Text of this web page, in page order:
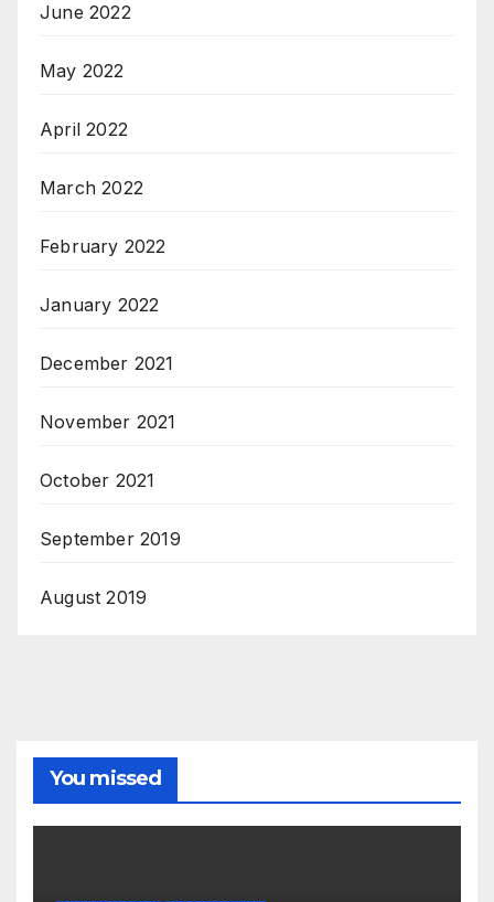
June 2022
May 2022
April 2022
March 2022
February 2022
January 2022
December 2021
November 2021
October 2021
September 2019
August 2019
You missed